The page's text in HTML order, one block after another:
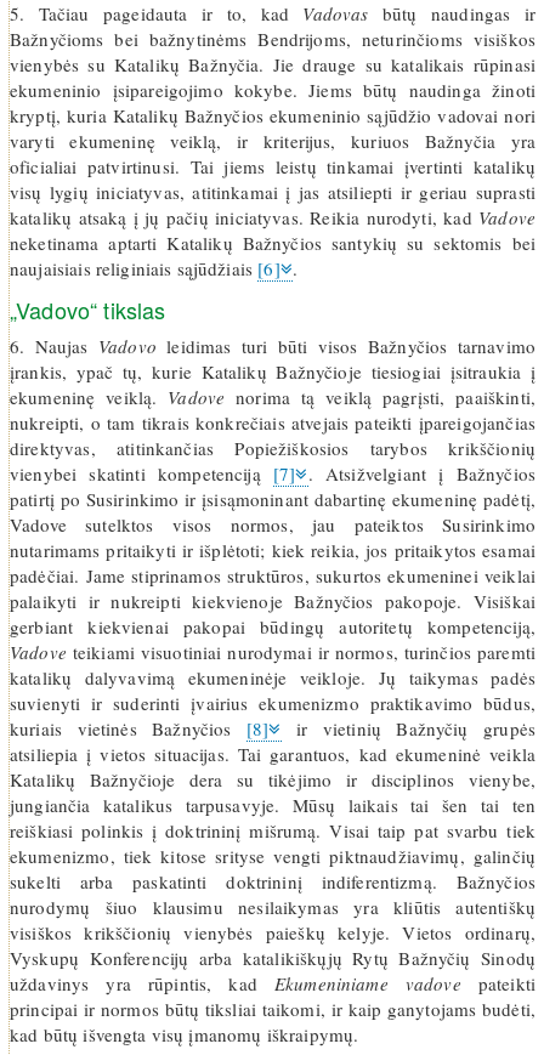
5. Tačiau pageidauta ir to, kad Vadovas būtų naudingas ir
Bažnyčioms bei bažnytinėms Bendrijoms, neturinčioms visiškos
vienybės su Katalikų Bažnyčia. Jie drauge su katalikais rūpinasi
ekumeninio įsipareigojimo kokybe. Jiems būtų naudinga žinoti
kryptį, kuria Katalikų Bažnyčios ekumeninio sąjūdžio vadovai nori
varyti ekumeninę veiklą, ir kriterijus, kuriuos Bažnyčia yra
oficialiai patvirtinusi. Tai jiems leistų tinkamai įvertinti katalikų
visų lygių iniciatyvas, atitinkamai į jas atsiliepti ir geriau suprasti
katalikų atsaką į jų pačių iniciatyvas. Reikia nurodyti, kad Vadove
neketinama aptarti Katalikų Bažnyčios santykių su sektomis bei
naujaisiais religiniais sąjūdžiais [6] .
„Vadovo“ tikslas
6. Naujas Vadovo leidimas turi būti visos Bažnyčios tarnavimo
įrankis, ypač tų, kurie Katalikų Bažnyčioje tiesiogiai įsitraukia į
ekumeninę veiklą. Vadove norima tą veiklą pagrįsti, paaiškinti,
nukreipti, o tam tikrais konkrečiais atvejais pateikti įpareigojančias
direktyvas, atitinkančias Popiežiškosios tarybos krikščionių
vienybei skatinti kompetenciją [7] . Atsižvelgiant į Bažnyčios
patirtį po Susirinkimo ir įsisąmoninant dabartinę ekumeninę padėtį,
Vadove sutelktos visos normos, jau pateiktos Susirinkimo
nutarimams pritaikyti ir išplėtoti; kiek reikia, jos pritaikytos esamai
padėčiai. Jame stiprinamos struktūros, sukurtos ekumeninei veiklai
palaikyti ir nukreipti kiekvienoje Bažnyčios pakopoje. Visiškai
gerbiant kiekvienai pakopai būdingų autoritetų kompetenciją,
Vadove teikiami visuotiniai nurodymai ir normos, turinčios paremti
katalikų dalyvavimą ekumeninėje veikloje. Jų taikymas padės
suvienyti ir suderinti įvairius ekumenizmo praktikavimo būdus,
kuriais vietinės Bažnyčios [8]
ir vietinių Bažnyčių grupės
atsiliepia į vietos situacijas. Tai garantuos, kad ekumeninė veikla
Katalikų Bažnyčioje dera su tikėjimo ir disciplinos vienybe,
jungiančia katalikus tarpusavyje. Mūsų laikais tai šen tai ten
reiškiasi polinkis į doktrininį mišrumą. Visai taip pat svarbu tiek
ekumenizmo, tiek kitose srityse vengti piktnaudžiavimų, galinčių
sukelti arba paskatinti doktrininį indiferentizmą. Bažnyčios
nurodymų šiuo klausimu nesilaikymas yra kliūtis autentiškų
visiškos krikščionių vienybės paieškų kelyje. Vietos ordinarų,
Vyskupų Konferencijų arba katalikiškųjų Rytų Bažnyčių Sinodų
uždavinys yra rūpintis, kad Ekumeniniame vadove pateikti
principai ir normos būtų tiksliai taikomi, ir kaip ganytojams budėti,
kad būtų išvengta visų įmanomų iškraipymų.